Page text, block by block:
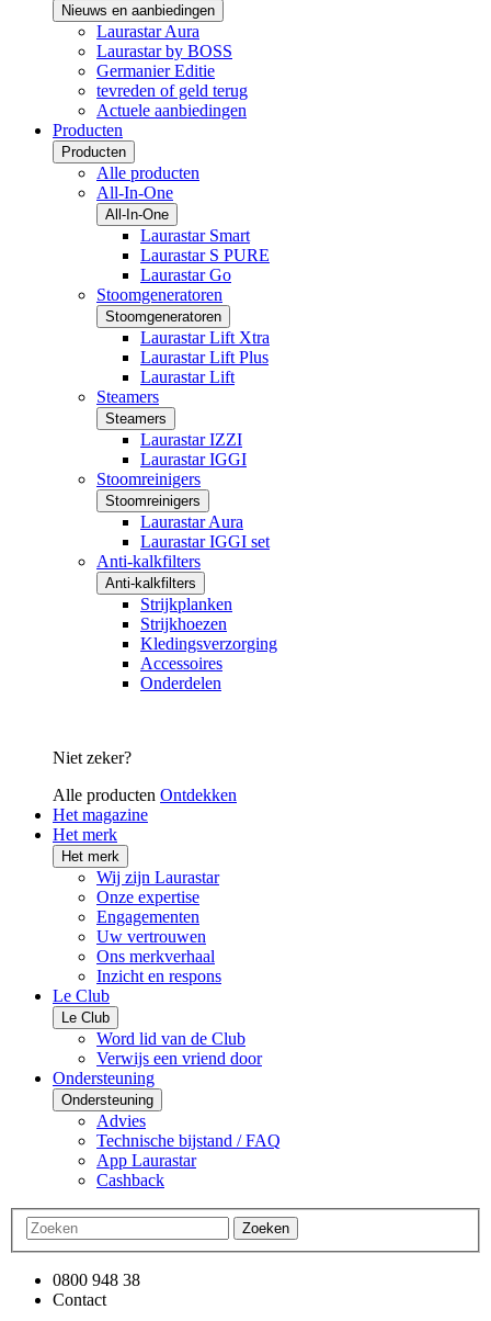
Nieuws en aanbiedingen
Laurastar Aura
Laurastar by BOSS
Germanier Editie
tevreden of geld terug
Actuele aanbiedingen
Producten
Producten
Alle producten
All-In-One
All-In-One
Laurastar Smart
Laurastar S PURE
Laurastar Go
Stoomgeneratoren
Stoomgeneratoren
Laurastar Lift Xtra
Laurastar Lift Plus
Laurastar Lift
Steamers
Steamers
Laurastar IZZI
Laurastar IGGI
Stoomreinigers
Stoomreinigers
Laurastar Aura
Laurastar IGGI set
Anti-kalkfilters
Anti-kalkfilters
Strijkplanken
Strijkhoezen
Kledingsverzorging
Accessoires
Onderdelen
Niet zeker?
Alle producten Ontdekken
Het magazine
Het merk
Het merk
Wij zijn Laurastar
Onze expertise
Engagementen
Uw vertrouwen
Ons merkverhaal
Inzicht en respons
Le Club
Le Club
Word lid van de Club
Verwijs een vriend door
Ondersteuning
Ondersteuning
Advies
Technische bijstand / FAQ
App Laurastar
Cashback
Zoeken
0800 948 38
Contact